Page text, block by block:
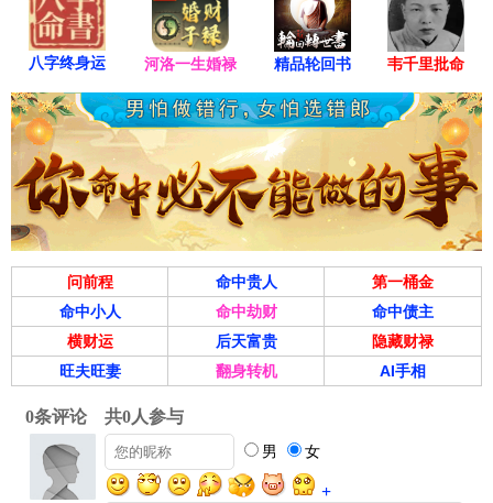
八字终身运 河洛一生婚禄 精品轮回书 韦千里批命
问前程 命中贵人
第一桶金
命中小人
命中劫财
命中债主
横财运
后天富贵
隐藏财禄
旺夫旺妻
翻身转机 AI手相